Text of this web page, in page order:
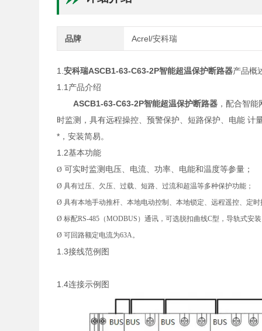
品牌 Acrel/安科瑞
1.安科瑞ASCB1-63-C63-2P智能超温保护断路器产品概
1.1产品介绍
ASCB1-63-C63-2P智能超温保护断路器 ，配合智
时监测，具有远程操控、预警保护、短路保护、电能
*，安装简易。
1.2基本功能
Ø 可实时监测电压、电流、功率、电能和温度等参量；
Ø 具有过压、欠压、过载、短路、过流和超温等多种保护功能；
Ø 具有本地手动推杆、本地电动控制、本地锁定、远程遥控、定
Ø标配RS-485（MODBUS）通讯 ，可选脱扣曲线C型 ，导轨式安装
Ø可回路额定电流为63A。
1.3接线范例图
1.4连接示例图